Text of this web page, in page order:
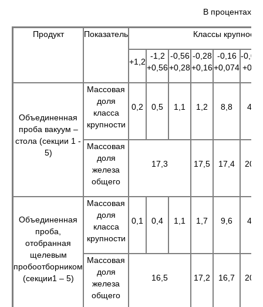
В процентах
Продукт Показатель Классы
+1,2
-1,2
+0,56
-0,56
+0,28
-0,28
+0,16
-0,16
+0,074
-
+0,05
Объединенная
проба вакуум –
стола (секции 1 -
5)
Массовая
доля
класса
крупности
0,2 0,5 1,1 1,2 8,8 4,3
Массовая
доля
железа
общего
17,3 17,5 17,4 20,0
Объединенная
проба,
отобранная
щелевым
пробоотборником
(секции1 – 5)
Массовая
доля
класса
крупности
0,1 0,4 1,1 1,7 9,6 4,6
Массовая
доля
железа
общего
16,5 17,2 16,7 20,5